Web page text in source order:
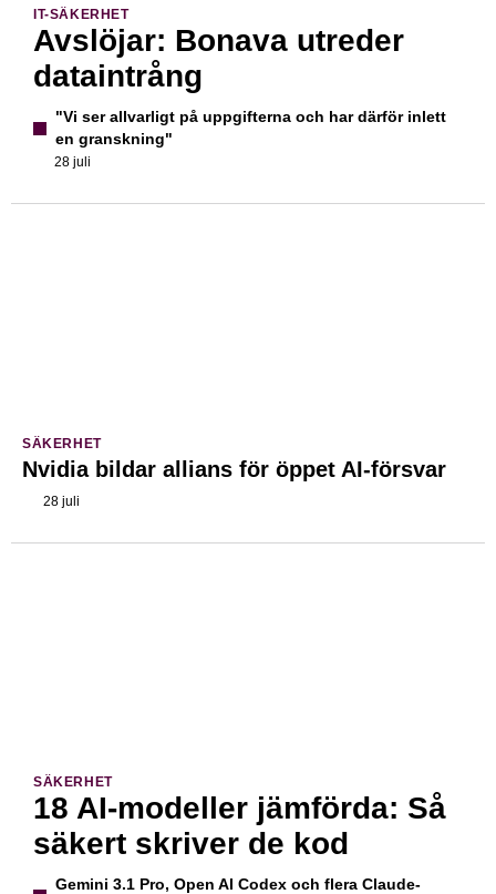
IT-SÄKERHET
Avslöjar: Bonava utreder
dataintrång
"Vi ser allvarligt på uppgifterna och har därför inlett
en granskning"
28 juli
SÄKERHET
Nvidia bildar allians för öppet AI-försvar
28 juli
SÄKERHET
18 AI-modeller jämförda: Så
säkert skriver de kod
Gemini 3.1 Pro, Open AI Codex och flera Claude-